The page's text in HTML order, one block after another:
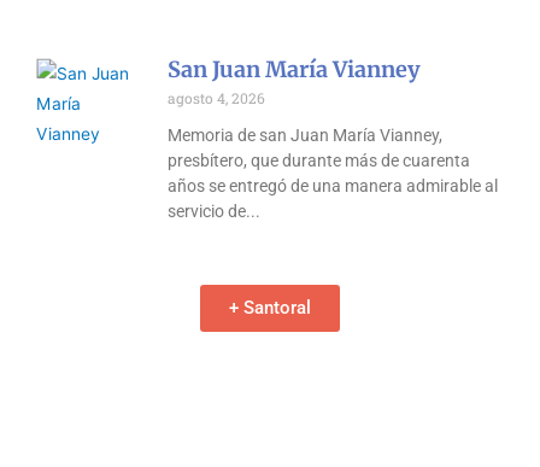
San Juan María Vianney
agosto 4, 2026
Memoria de san Juan María Vianney,
presbítero, que durante más de cuarenta
años se entregó de una manera admirable al
servicio de
+ Santoral